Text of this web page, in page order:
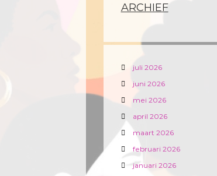
ARCHIEF
juli 2026
juni 2026
mei 2026
april 2026
maart 2026
februari 2026
januari 2026